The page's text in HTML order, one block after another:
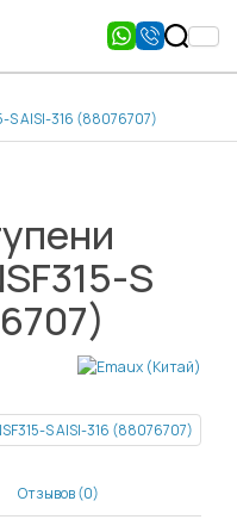
S AISI-316 (88076707)
S
Отзывов (0)